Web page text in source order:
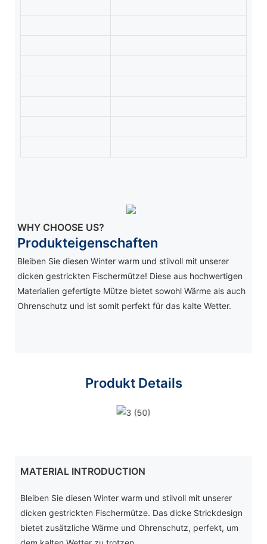
WHY CHOOSE US?
Produkteigenschaften
Bleiben Sie diesen Winter warm und stilvoll mit unserer
dicken gestrickten Fischermütze! Diese aus hochwertigen
Materialien gefertigte Mütze bietet sowohl Wärme als auch
Ohrenschutz und ist somit perfekt für das kalte Wetter.
Produkt Details
MATERIAL INTRODUCTION
Bleiben Sie diesen Winter warm und stilvoll mit unserer
dicken gestrickten Fischermütze. Das dicke Strickdesign
bietet zusätzliche Wärme und Ohrenschutz, perfekt, um